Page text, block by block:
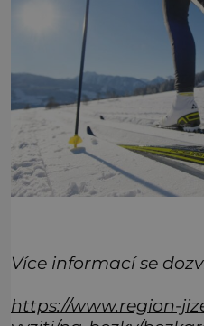
Více informací se
https://www.region-